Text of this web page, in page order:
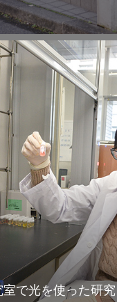
で光を使った研